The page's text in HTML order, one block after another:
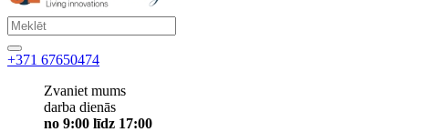
+371 67650474
Zvaniet mums
darba dienās
no 9:00 līdz 17:00